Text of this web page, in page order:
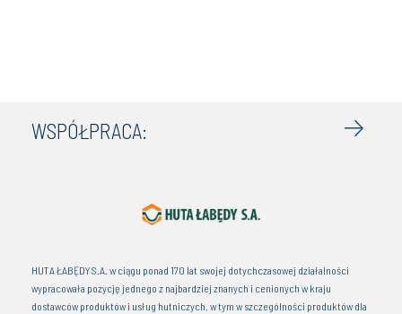
WSPÓŁPRACA:
HUTA ŁABĘDY S.A. w ciągu ponad 170 lat swojej dotychczasowej działalności
wypracowała pozycję jednego z najbardziej znanych i cenionych w kraju
dostawców produktów i usług hutniczych, w tym w szczególności produktów dla